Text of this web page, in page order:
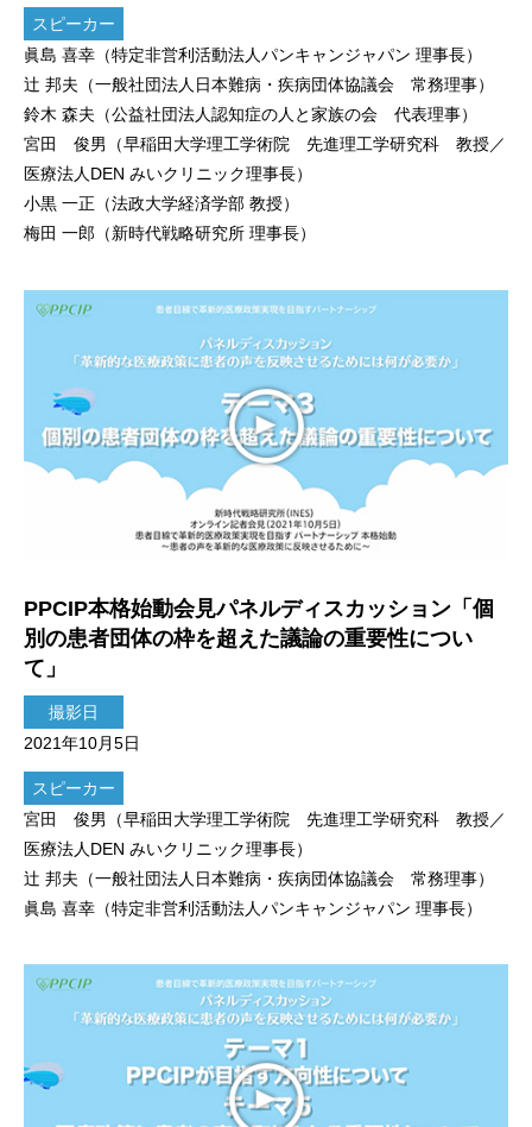
スピーカー
眞島 喜幸（特定非営利活動法人パンキャンジャパン 理事長）
辻 邦夫（一般社団法人日本難病・疾病団体協議会 常務理事）
鈴木 森夫（公益社団法人認知症の人と家族の会 代表理事）
宮田 俊男（早稲田大学理工学術院 先進理工学研究科 教授／
医療法人DEN みいクリニック理事長）
小黒 一正（法政大学経済学部 教授）
梅田 一郎（新時代戦略研究所 理事長）
PPCIP本格始動会見パネルディスカッション「個
別の患者団体の枠を超えた議論の重要性につい
て」
撮影日
2021年10月5日
スピーカー
宮田 俊男（早稲田大学理工学術院 先進理工学研究科 教授／
医療法人DEN みいクリニック理事長）
辻 邦夫（一般社団法人日本難病・疾病団体協議会 常務理事）
眞島 喜幸（特定非営利活動法人パンキャンジャパン 理事長）